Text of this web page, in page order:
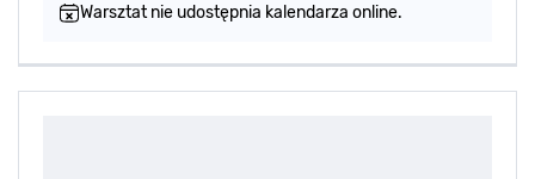
Warsztat nie udostępnia kalendarza online.